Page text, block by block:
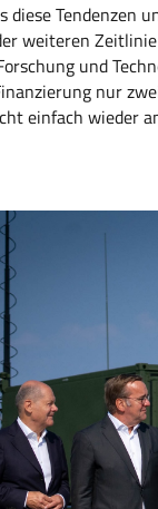
diese Tendenzen
weiteren
und
nur
einfach wieder